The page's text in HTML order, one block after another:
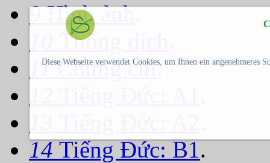
9Hình ảnh.
Thông dịch
11Chứng chỉ.
14Tiếng Đức: B1.
Diese Webseite verwendet Cookies, um Ihnen ein angenehmeres